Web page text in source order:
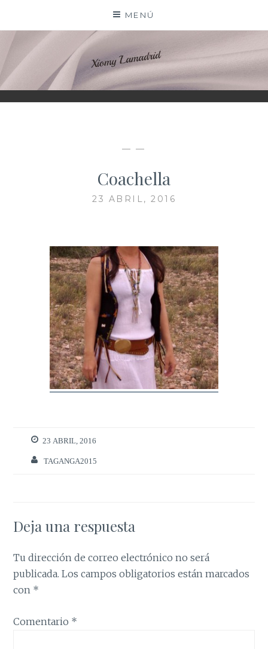
contenido
MENÚ
XIOMY LAMADRID
— —
Coachella
23 ABRIL, 2016
23 ABRIL, 2016
TAGANGA2015
Deja una respuesta
Tu dirección de correo electrónico no será
publicada. Los campos obligatorios están marcados
con *
Comentario *